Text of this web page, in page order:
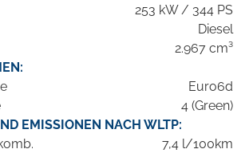
253 kW / 344 PS
Diesel
2.967 cm³
Euro6d
4 (Green)
EMISSIONEN NACH WLTP:
7,4 l/100km